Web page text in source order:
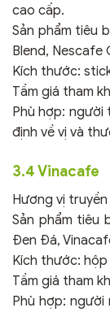
cao cấp.
Sản phẩm tiêu
Blend, Nescafe
Kích thước:
Tầm giá tham
Phù hợp: người
định về vị và
3.4 Vinacafe
Hương vị
Sản phẩm tiêu
Đen Đá,
Kích thước: hộp
Tầm giá tham
Phù hợp: người